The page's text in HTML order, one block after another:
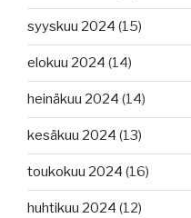
syyskuu 2024 (15)
elokuu 2024 (14)
heinäkuu 2024 (14)
kesäkuu 2024 (13)
toukokuu 2024 (16)
huhtikuu 2024 (12)